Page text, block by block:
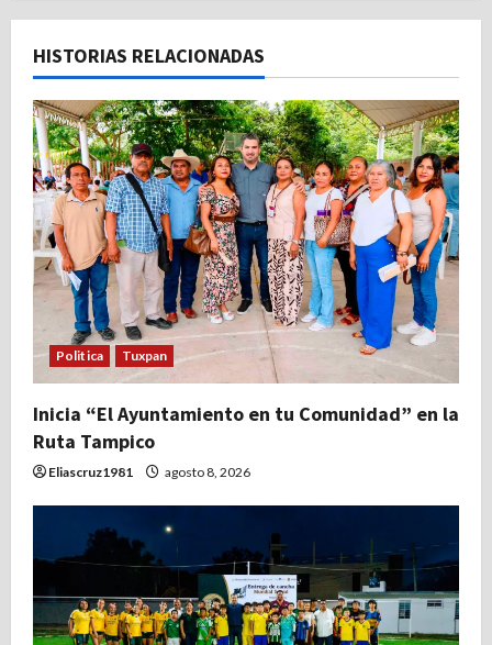
c
i
ó
n
d
e
e
n
t
r
a
a
s
HISTORIAS RELACIONADAS
Politica Tuxpan
Inicia “El Ayuntamiento en tu Comunidad” en la
Ruta Tampico
Eliascruz1981 agosto 8, 2026